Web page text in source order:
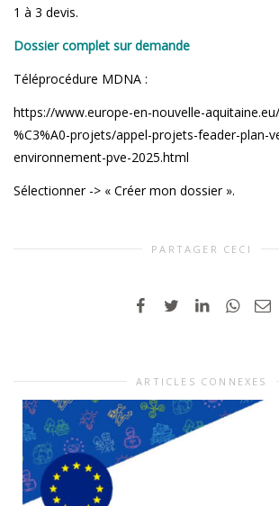
1 à 3 devis.
Dossier complet sur demande
Téléprocédure MDNA :
https://www.europe-en-nouvelle-
%C3%A0-projets/appel-projets-feader-plan-
environnement-pve-2025.html
Sélectionner -> « Créer mon dossier ».
PARTAGER CECI
ARTICLES CONNEXES